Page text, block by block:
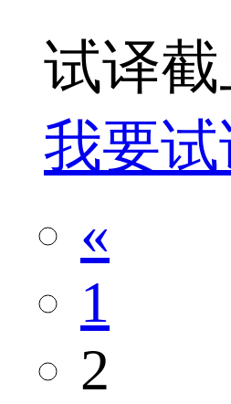
试译
我要试
«
1
2